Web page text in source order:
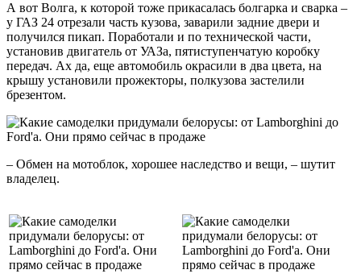
А вот Волга, к которой тоже прикасалась болгарка и сварка –
у ГАЗ 24 отрезали часть кузова, заварили задние двери и
получился пикап. Поработали и по технической части,
установив двигатель от УАЗа, пятиступенчатую коробку
передач. Ах да, еще автомобиль окрасили в два цвета, на
крышу установили прожекторы, полкузова застелили
брезентом.
– Обмен на мотоблок, хорошее наследство и вещи, – шутит
владелец.